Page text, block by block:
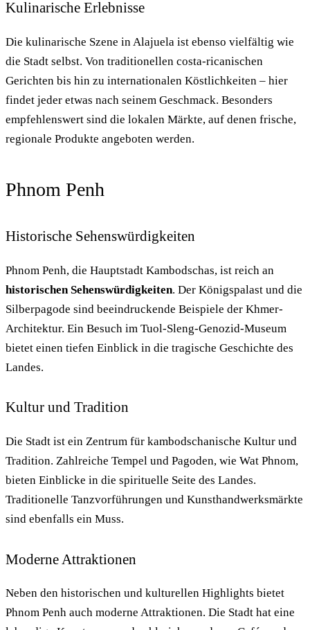
Kulinarische Erlebnisse
Die kulinarische Szene in Alajuela ist ebenso vielfältig wie
die Stadt selbst. Von traditionellen costa-ricanischen
Gerichten bis hin zu internationalen Köstlichkeiten – hier
findet jeder etwas nach seinem Geschmack. Besonders
empfehlenswert sind die lokalen Märkte, auf denen frische,
regionale Produkte angeboten werden.
Phnom Penh
Historische Sehenswürdigkeiten
Phnom Penh, die Hauptstadt Kambodschas, ist reich an
historischen Sehenswürdigkeiten. Der Königspalast und die
Silberpagode sind beeindruckende Beispiele der Khmer-
Architektur. Ein Besuch im Tuol-Sleng-Genozid-Museum
bietet einen tiefen Einblick in die tragische Geschichte des
Landes.
Kultur und Tradition
Die Stadt ist ein Zentrum für kambodschanische Kultur und
Tradition. Zahlreiche Tempel und Pagoden, wie Wat Phnom,
bieten Einblicke in die spirituelle Seite des Landes.
Traditionelle Tanzvorführungen und Kunsthandwerksmärkte
sind ebenfalls ein Muss.
Moderne Attraktionen
Neben den historischen und kulturellen Highlights bietet
Phnom Penh auch moderne Attraktionen. Die Stadt hat eine